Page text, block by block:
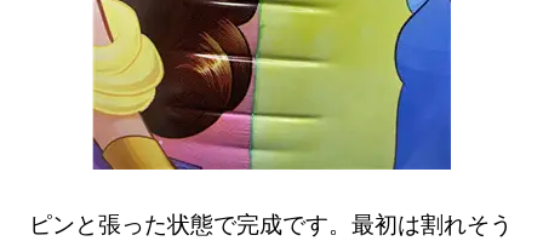
ピンと張った状態で完成です。最初は割れそう